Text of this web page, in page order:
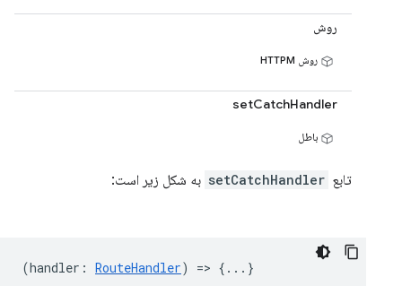
روش
روش HTTPM
setCatchHandler
باطل
تابع setCatchHandler به شکل زیر است:
(handler : RouteHandler) => {...}